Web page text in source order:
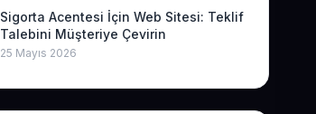
Sigorta Acentesi İçin Web Sitesi: Teklif
Talebini Müşteriye Çevirin
25 Mayıs 2026